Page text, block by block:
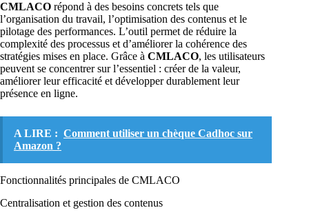
CMLACO répond à des besoins concrets tels que
l’organisation du travail, l’optimisation des contenus et le
pilotage des performances. L’outil permet de réduire la
complexité des processus et d’améliorer la cohérence des
stratégies mises en place. Grâce à CMLACO, les utilisateurs
peuvent se concentrer sur l’essentiel : créer de la valeur,
améliorer leur efficacité et développer durablement leur
présence en ligne.
A LIRE : Comment utiliser un chèque Cadhoc sur
Amazon ?
Fonctionnalités principales de CMLACO
Centralisation et gestion des contenus